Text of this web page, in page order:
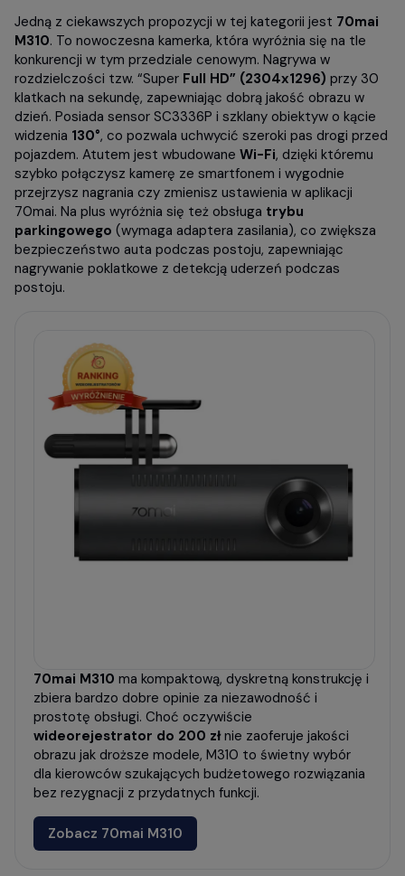
Jedną z ciekawszych propozycji w tej kategorii jest 70mai
M310. To nowoczesna kamerka, która wyróżnia się na tle
konkurencji w tym przedziale cenowym. Nagrywa w
rozdzielczości tzw. “Super Full HD” (2304x1296) przy 30
klatkach na sekundę, zapewniając dobrą jakość obrazu w
dzień. Posiada sensor SC3336P i szklany obiektyw o kącie
widzenia 130°, co pozwala uchwycić szeroki pas drogi przed
pojazdem. Atutem jest wbudowane Wi-Fi, dzięki któremu
szybko połączysz kamerę ze smartfonem i wygodnie
przejrzysz nagrania czy zmienisz ustawienia w aplikacji
70mai. Na plus wyróżnia się też obsługa trybu
parkingowego (wymaga adaptera zasilania), co zwiększa
bezpieczeństwo auta podczas postoju, zapewniając
nagrywanie poklatkowe z detekcją uderzeń podczas
postoju.
70mai M310 ma kompaktową, dyskretną konstrukcję i
zbiera bardzo dobre opinie za niezawodność i
prostotę obsługi. Choć oczywiście
wideorejestrator do 200 złnie zaoferuje jakości
obrazu jak droższe modele, M310 to świetny wybór
dla kierowców szukających budżetowego rozwiązania
bez rezygnacji z przydatnych funkcji.
Zobacz 70mai M310